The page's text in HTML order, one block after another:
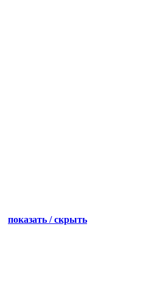
показать / скрыть